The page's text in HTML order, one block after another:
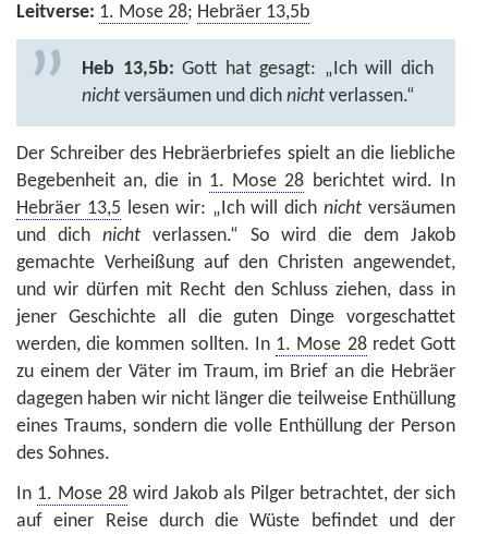
Leitverse: 1. Mose 28; Hebräer 13,5b
Heb 13,5b: Gott hat gesagt: „Ich will dich
nicht versäumen und dich nicht verlassen.“
Der Schreiber des Hebräerbriefes spielt an die liebliche
Begebenheit an, die in 1. Mose 28 berichtet wird. In
Hebräer 13,5 lesen wir: „Ich will dichnicht versäumen
und dich nicht verlassen.“ So wird die dem Jakob
gemachte Verheißung auf den Christen angewendet,
und wir dürfen mit Recht den Schluss ziehen, dass in
jener Geschichte all die guten Dinge vorgeschattet
werden, die kommen sollten. In 1. Mose 28redet Gott
zu einem der Väter im Traum, im Brief an die Hebräer
dagegen haben wir nicht länger die teilweise Enthüllung
eines Traums, sondern die volle Enthüllung der Person
des Sohnes.
In 1. Mose 28 wird Jakob als Pilger betrachtet, der sich
auf einer Reise durch die Wüste befindet und der